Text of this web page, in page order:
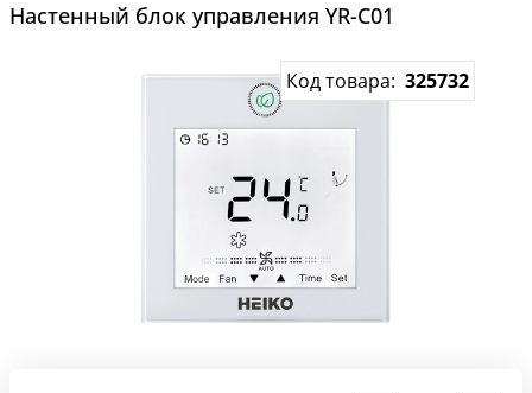
Настенный блок управления YR-C01
Код товара: 325732